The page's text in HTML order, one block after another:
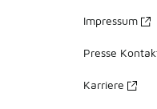
Impressum
Presse
Karriere